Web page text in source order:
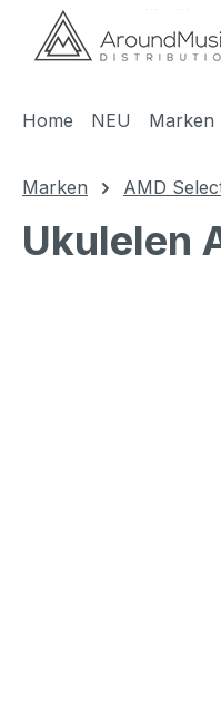
Hauptinhalt springen
Zur Suche springen
Zur Hauptnavigation
Home NEU Marken
Marken AMD
Ukulelen